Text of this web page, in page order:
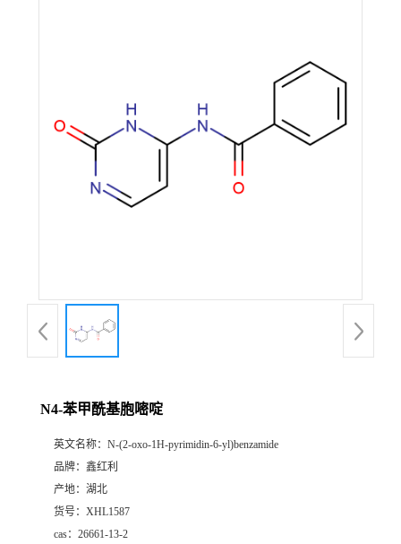
N4-苯甲酰基胞嘧啶
英文名称： N-(2-oxo-1H-pyrimidin-6-yl)benzamide
品牌： 鑫红利
产地： 湖北
货号： XHL1587
cas： 26661-13-2